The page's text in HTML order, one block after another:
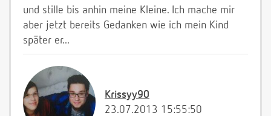
und stille bis anhin meine Kleine. Ich mache mir
aber jetzt bereits Gedanken wie ich mein Kind
später er...
Krissyy90
23.07.2013 15:55:50